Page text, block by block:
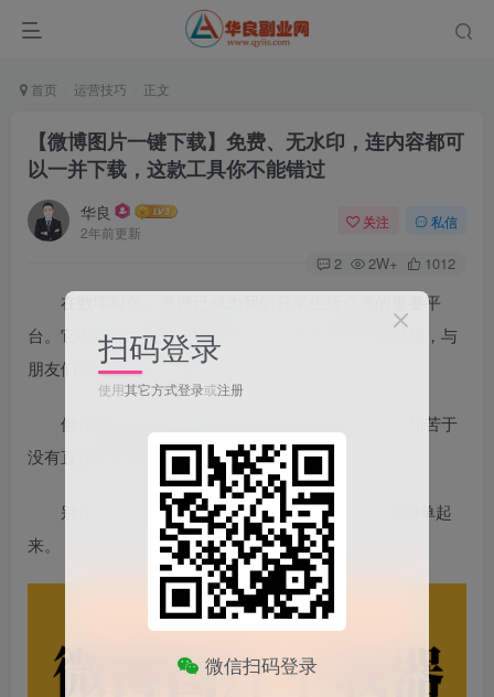
首页 运营技巧 正文
【微博图片一键下载】免费、无水印，连内容都可
以一并下载，这款工具你不能错过
华良
2年前更新
关注 私信
2 2W+ 1012
在数字时代，微博已成为我们分享生活点滴的重要平
台。它不仅让我们能够发布文字，还能上传图片和视频，与
朋友们分享每一个精彩瞬间。
但你是否曾遇到过想要保存微博上的精美图片，却苦于
没有直接下载选项的尴尬？
别担心，现在有了“微博图下载专家”，一切变得简单起
来。
扫码登录
使用其它方式登录或注册
微信扫码登录